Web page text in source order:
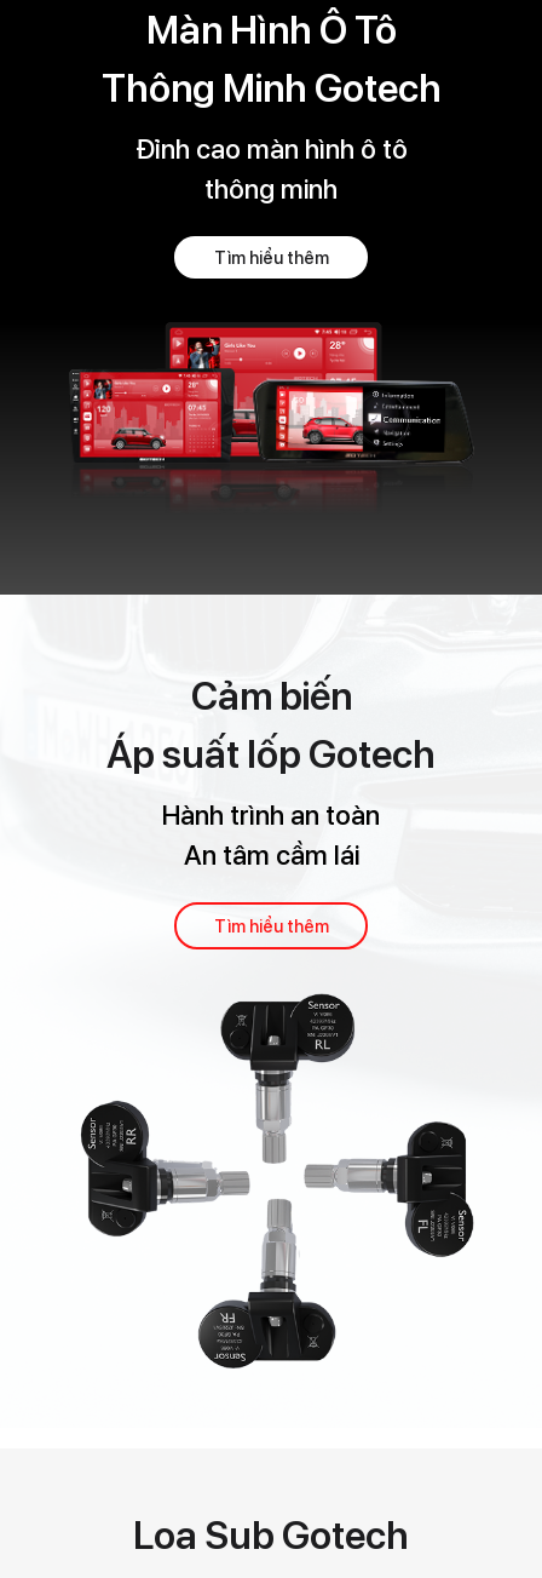
Màn Hình Ô Tô
Thông Minh Gotech
Đỉnh cao màn hình ô tô
thông minh
Tìm hiểu thêm
Cảm biến
Áp suất lốp Gotech
Hành trình an toàn
An tâm cầm lái
Tìm hiểu thêm
Loa Sub Gotech